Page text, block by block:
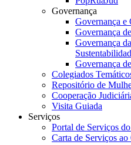
Governança
Governança e
Governança
Governança
Governança
Colegiados
Repositório de
Cooperação
Visita Guiada
Serviços
Portal de Serviços
Carta de Serviços ao